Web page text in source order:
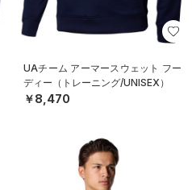
UAチーム アーマースウェット フー
ディー（トレーニング/UNISEX）
￥8,470